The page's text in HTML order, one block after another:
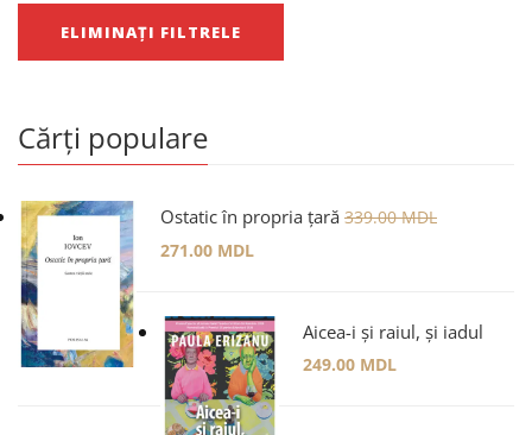
ELIMINAȚI FILTRELE
Cărți populare
Ostatic în propria țară 339.00MDL
271.00 MDL
Aicea-i și raiul, și iadul
249.00 MDL